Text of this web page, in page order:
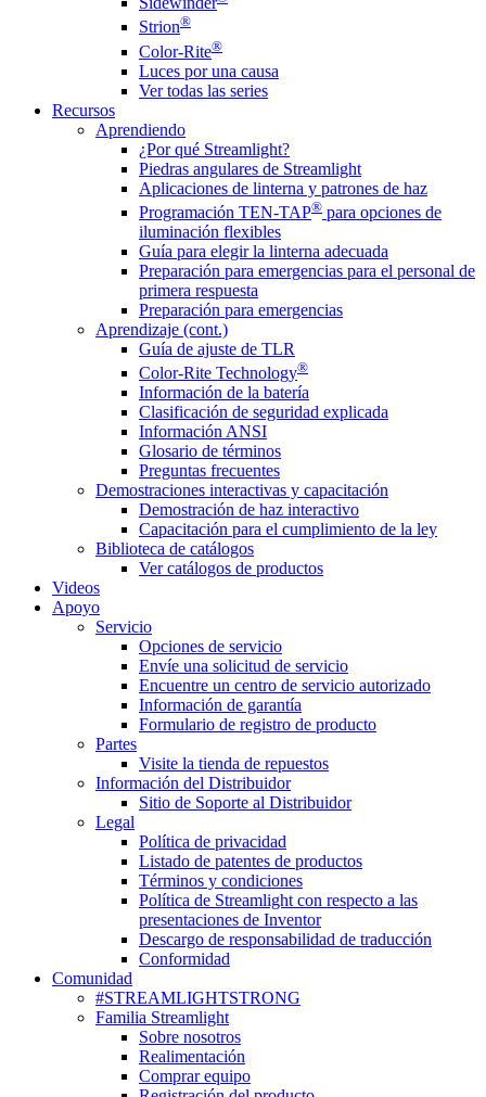
Strion®
Color-Rite®
Luces por una causa
Ver todas las series
Recursos
Aprendiendo
¿Por qué Streamlight?
Piedras angulares de Streamlight
Aplicaciones de linterna y patrones de haz
Programación TEN-TAP® para opciones de
iluminación flexibles
Guía para elegir la linterna adecuada
Preparación para emergencias para el personal de
primera respuesta
Preparación para emergencias
Aprendizaje (cont.)
Guía de ajuste de TLR
Color-Rite Technology®
Información de la batería
Clasificación de seguridad explicada
Información ANSI
Glosario de términos
Preguntas frecuentes
Demostraciones interactivas y capacitación
Demostración de haz interactivo
Capacitación para el cumplimiento de la ley
Biblioteca de catálogos
Ver catálogos de productos
Videos
Apoyo
Servicio
Opciones de servicio
Envíe una solicitud de servicio
Encuentre un centro de servicio autorizado
Información de garantía
Formulario de registro de producto
Partes
Visite la tienda de repuestos
Información del Distribuidor
Sitio de Soporte al Distribuidor
Legal
Política de privacidad
Listado de patentes de productos
Términos y condiciones
Política de Streamlight con respecto a las
presentaciones de Inventor
Descargo de responsabilidad de traducción
Conformidad
Comunidad
#STREAMLIGHTSTRONG
Familia Streamlight
Sobre nosotros
Realimentación
Comprar equipo